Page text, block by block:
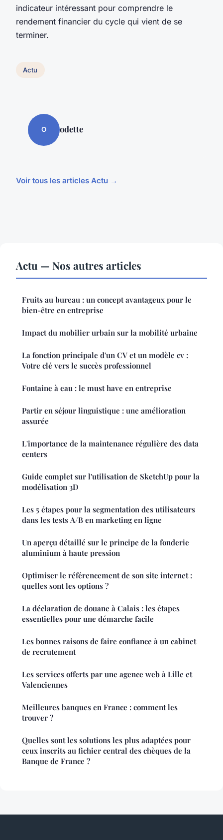
indicateur intéressant pour comprendre le
rendement financier du cycle qui vient de se
terminer.
Actu
O odette
Voir tous les articles Actu →
Actu — Nos autres articles
Fruits au bureau : un concept avantageux pour le
bien-être en entreprise
Impact du mobilier urbain sur la mobilité urbaine
La fonction principale d'un CV et un modèle cv :
Votre clé vers le succès professionnel
Fontaine à eau : le must have en entreprise
Partir en séjour linguistique : une amélioration
assurée
L'importance de la maintenance régulière des data
centers
Guide complet sur l'utilisation de SketchUp pour la
modélisation 3D
Les 5 étapes pour la segmentation des utilisateurs
dans les tests A/B en marketing en ligne
Un aperçu détaillé sur le principe de la fonderie
aluminium à haute pression
Optimiser le référencement de son site internet :
quelles sont les options ?
La déclaration de douane à Calais : les étapes
essentielles pour une démarche facile
Les bonnes raisons de faire confiance à un cabinet
de recrutement
Les services offerts par une agence web à Lille et
Valenciennes
Meilleures banques en France : comment les
trouver ?
Quelles sont les solutions les plus adaptées pour
ceux inscrits au fichier central des chèques de la
Banque de France ?